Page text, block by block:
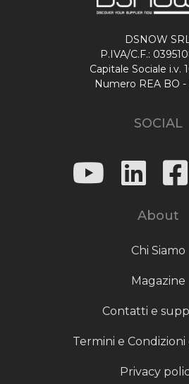
DSNOW
P.IVA/C.F.:
Capitale Sociale i.v.
Numero REA BO -
SOCIAL
About
Chi Siamo
Magazine
Contatti e
Termini e Condizioni
Privacy